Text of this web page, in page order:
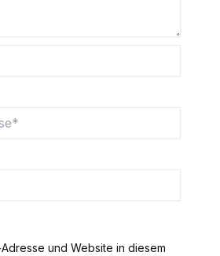
und Website in diesem